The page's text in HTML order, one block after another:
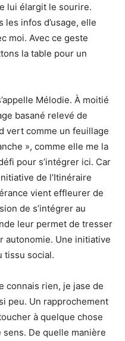
lui élargit le sourire.
infos d’usage, elle
moi. Avec ce geste
la table pour un
Mélodie. À moitié
basané relevé de
vert comme un feuillage
», comme elle me la
pour s’intégrer ici. Car
de l’Itinéraire
vient effleurer de
de s’intégrer au
leur permet de tresser
autonomie. Une initiative
tissu social.
connais rien, je jase de
peu. Un rapprochement
à quelque chose
De quelle manière